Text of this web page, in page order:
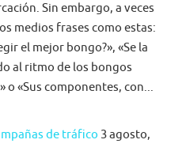
Sin embargo, a veces
medios frases como estas:
el mejor bongo?», «Se la
al ritmo de los bongos
o «Sus componentes, con...
de tráfico 3 agosto,